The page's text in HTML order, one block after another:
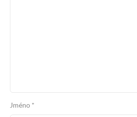
Jméno *